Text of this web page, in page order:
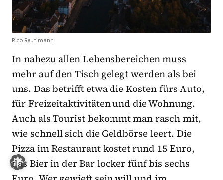
Rico Reutimann
In nahezu allen Lebensbereichen muss
mehr auf den Tisch gelegt werden als bei
uns. Das betrifft etwa die Kosten fürs Auto,
für Freizeitaktivitäten und die Wohnung.
Auch als Tourist bekommt man rasch mit,
wie schnell sich die Geldbörse leert. Die
Pizza im Restaurant kostet rund 15 Euro,
das Bier in der Bar locker fünf bis sechs